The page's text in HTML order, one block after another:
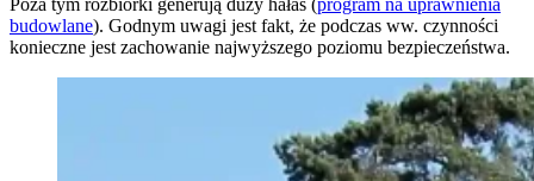
budowlane). Godnym uwagi jest fakt, że podczas ww. czynności
konieczne jest zachowanie najwyższego poziomu bezpieczeństwa.